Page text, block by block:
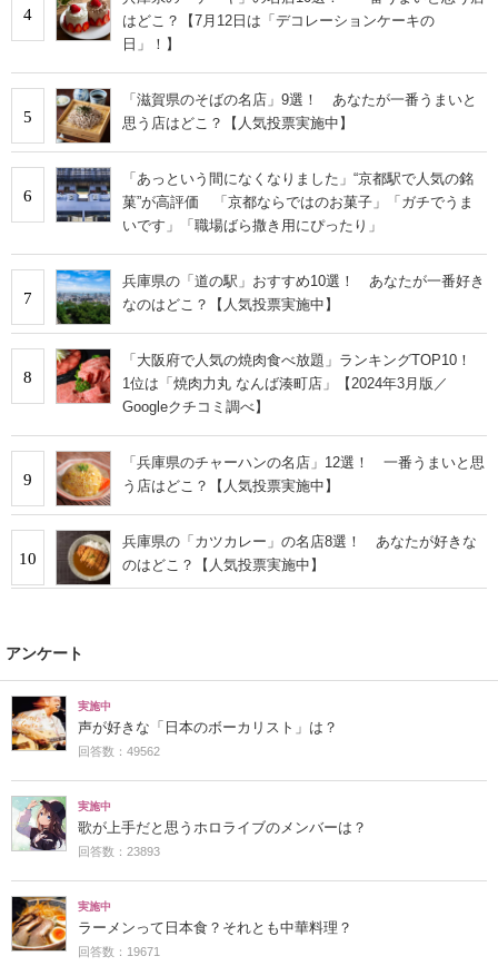
4
はどこ？【7月12日は「デコレーションケーキの
日」！】
5
「滋賀県のそばの名店」9選！ あなたが一番うまいと
思う店はどこ？【人気投票実施中】
6
「あっという間になくなりました」“京都駅で人気の銘
菓”が高評価 「京都ならではのお菓子」「ガチでうま
いです」「職場ばら撒き用にぴったり」
7
兵庫県の「道の駅」おすすめ10選！ あなたが一番好き
なのはどこ？【人気投票実施中】
8
「大阪府で人気の焼肉食べ放題」ランキングTOP10！
1位は「焼肉力丸 なんば湊町店」【2024年3月版／
Googleクチコミ調べ】
9
「兵庫県のチャーハンの名店」12選！ 一番うまいと思
う店はどこ？【人気投票実施中】
10
兵庫県の「カツカレー」の名店8選！ あなたが好きな
のはどこ？【人気投票実施中】
アンケート
実施中
声が好きな「日本のボーカリスト」は？
回答数：49562
実施中
歌が上手だと思うホロライブのメンバーは？
回答数：23893
実施中
ラーメンって日本食？それとも中華料理？
回答数：19671